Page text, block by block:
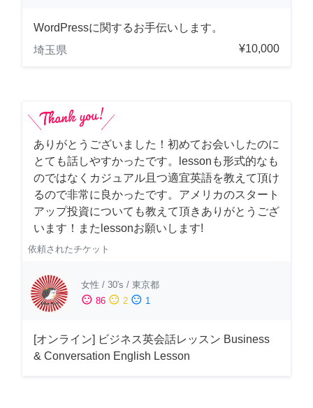
WordPressに関するお手伝いします。
埼玉県
¥10,000
ありがとうございました！初めてお会いしたのに
とても話しやすかったです。lessonも形式的なも
のではなくカジュアル且つ適宜英語を教えて頂け
るので非常に良かったです。アメリカのスタート
アップ投資についても教えて頂きありがとうござ
います！またlessonお願いします!
依頼されたチケット
女性 / 30's / 東京都
sentiment_satisfied 86 sentiment_neutral 2 sentiment_dissatisfied 1
[オンライン] ビジネス英会話レッスン Business
& Conversation English Lesson